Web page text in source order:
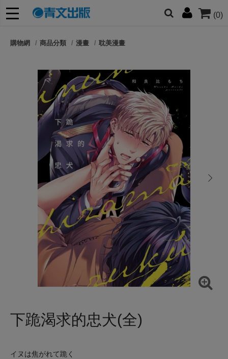
(0)
朋友們，提高警覺！
購物網 商品分類 漫畫 耽美漫畫
next
下跪渴求的忠犬(全)
イヌは焦がれて跪く